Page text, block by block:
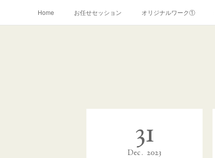
Home お任せセッション オリジナルワーク①
31
Dec 2023